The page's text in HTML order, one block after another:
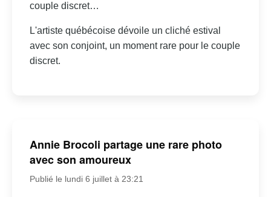
couple discret…
L'artiste québécoise dévoile un cliché estival
avec son conjoint, un moment rare pour le couple
discret.
Annie Brocoli partage une rare photo
avec son amoureux
Publié le lundi 6 juillet à 23:21